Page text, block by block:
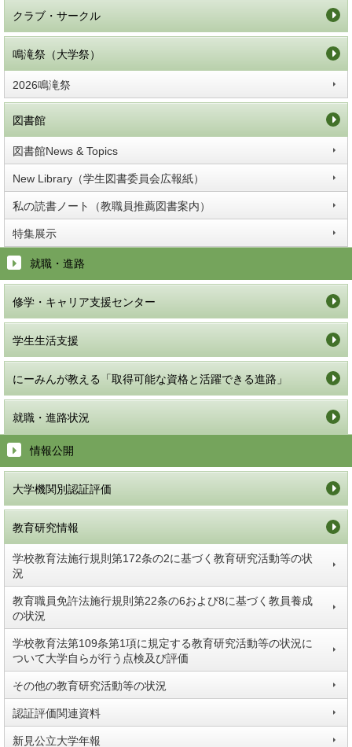
クラブ・サークル
鳴滝祭（大学祭）
2026鳴滝祭
図書館
図書館News & Topics
New Library（学生図書委員会広報紙）
私の読書ノート（教職員推薦図書案内）
特集展示
就職・進路
修学・キャリア支援センター
学生生活支援
にーみんが教える「取得可能な資格と活躍できる進路」
就職・進路状況
情報公開
大学機関別認証評価
教育研究情報
学校教育法施行規則第172条の2に基づく教育研究活動等の状
況
教育職員免許法施行規則第22条の6および8に基づく教員養成
の状況
学校教育法第109条第1項に規定する教育研究活動等の状況に
ついて大学自らが行う点検及び評価
その他の教育研究活動等の状況
認証評価関連資料
新見公立大学年報